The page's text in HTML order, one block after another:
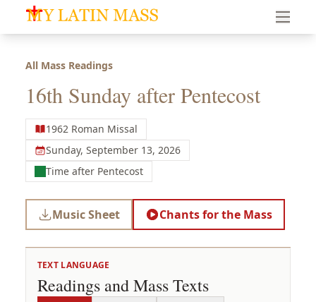
My Latin Mass - Traditional Latin Mass of South Florida
All Mass Readings
16th Sunday after Pentecost
1962 Roman Missal
Sunday, September 13, 2026
Time after Pentecost
Music Sheet Chants for the Mass
TEXT LANGUAGE
Readings and Mass Texts